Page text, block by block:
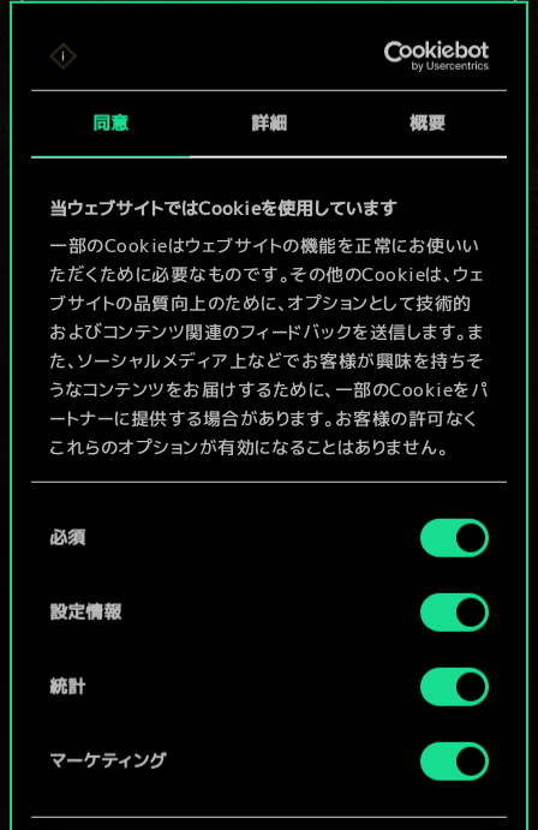
同意 詳細 概要
当ウェブサイトではCookieを使用しています
一部のCookieはウェブサイトの機能を正常にお使いい
ただくために必要なものです。その他のCookieは、ウェ
ブサイトの品質向上のために、オプションとして技術的
およびコンテンツ関連のフィードバックを送信します。ま
た、ソーシャルメディア上などでお客様が興味を持ちそ
うなコンテンツをお届けするために、一部のCookieをパ
ートナーに提供する場合があります。お客様の許可なく
これらのオプションが有効になることはありません。
詳細は、下記の「設定」メニューでご確認ください。
必須
設定情報
統計
マーケティング
現在はまだこれし
か共有デッキがあ
りませんが、
続々追加中！
デッキ名入力＆ガイドを作成
デッキを編集
/